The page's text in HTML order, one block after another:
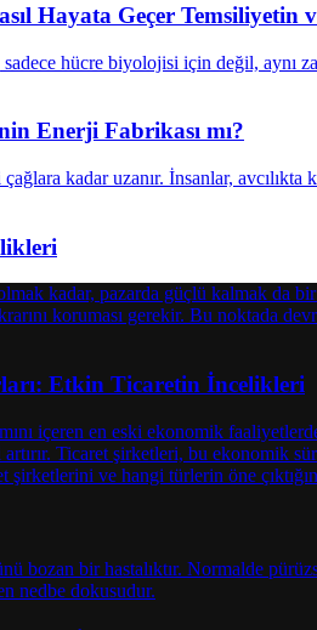
Hayata Geçer Temsiliyetin
Enerji Fabrikası mı?
Etkin Ticaretin İncelikleri